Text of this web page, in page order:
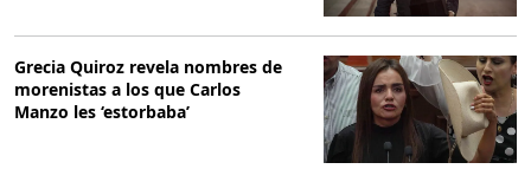
Grecia Quiroz revela nombres de
morenistas a los que Carlos
Manzo les ‘estorbaba’